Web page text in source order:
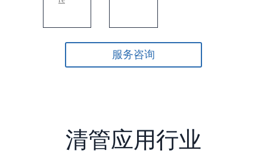
服务咨询
清管应用行业